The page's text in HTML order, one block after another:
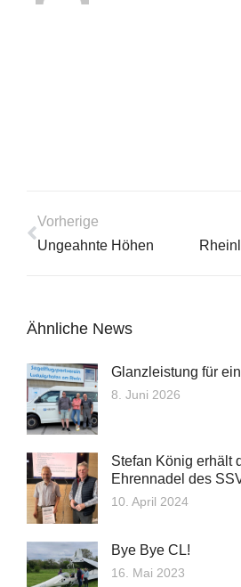
Vorherige
Ungeahnte Höhen
Ähnliche News
Glanzleistung für
8. Juni 2026
Stefan König erhält
Ehrennadel des
10. April 2024
Bye Bye CL!
16. Mai 2023